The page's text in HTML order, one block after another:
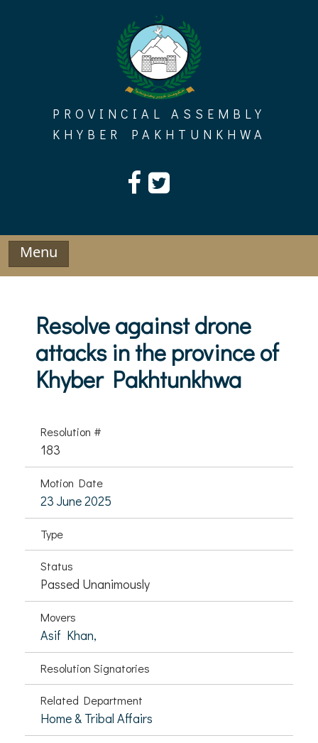
PROVINCIAL ASSEMBLY
KHYBER PAKHTUNKHWA
Menu
Resolve against drone
attacks in the province of
Khyber Pakhtunkhwa
Resolution #
183
Motion Date
23 June 2025
Type
Status
Passed Unanimously
Movers
Asif Khan,
Resolution Signatories
Related Department
Home & Tribal Affairs